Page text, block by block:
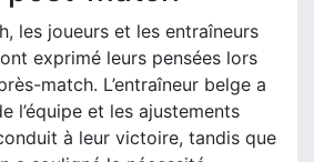
les joueurs et les entraîneurs
exprimé leurs pensées lors
match. L’entraîneur belge a
l’équipe et les ajustements
à leur victoire, tandis que